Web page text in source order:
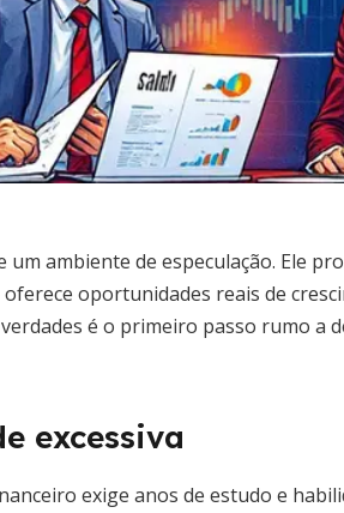
ambiente de especulação. Ele
oportunidades reais de
é o primeiro passo rumo a
excessiva
exige anos de estudo e